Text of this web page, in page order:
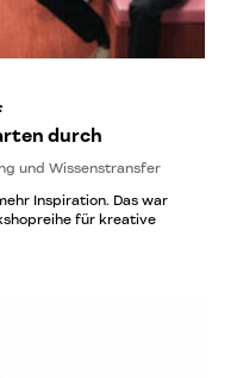
durch
und Wissenstransfer
Inspiration. Das war
für kreative